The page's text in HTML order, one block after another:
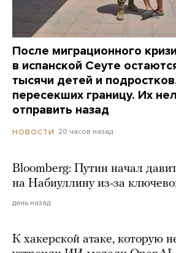
После миграционного
в испанской Сеуте
тысячи детей и
пересекших границу. Их
отправить назад
НОВОСТИ 20 часов назад
Bloomberg: Путин начал
на Набиуллину из-за
день назад
К хакерской атаке, которую